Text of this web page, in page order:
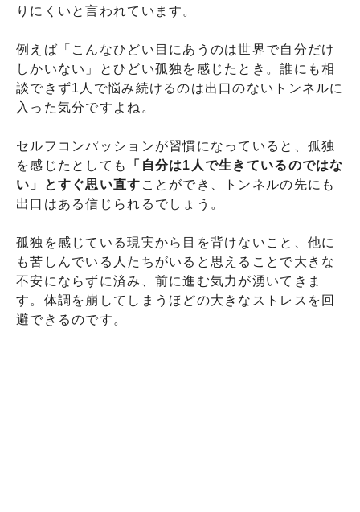
りにくいと言われています。
例えば「こんなひどい目にあうのは世界で自分だけ
しかいない」とひどい孤独を感じたとき。誰にも相
談できず1人で悩み続けるのは出口のないトンネルに
入った気分ですよね。
セルフコンパッションが習慣になっていると、孤独
を感じたとしても
「自分は1人で生きているのではな
い」とすぐ思い直す ことができ、トンネルの先にも
出口はある信じられるでしょう。
孤独を感じている現実から目を背けないこと、他に
も苦しんでいる人たちがいると思えることで大きな
不安にならずに済み、前に進む気力が湧いてきま
す。体調を崩してしまうほどの大きなストレスを回
避できるのです。